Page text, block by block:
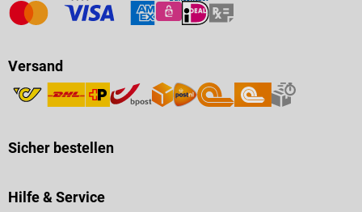
Versand
Sicher bestellen
Hilfe & Service